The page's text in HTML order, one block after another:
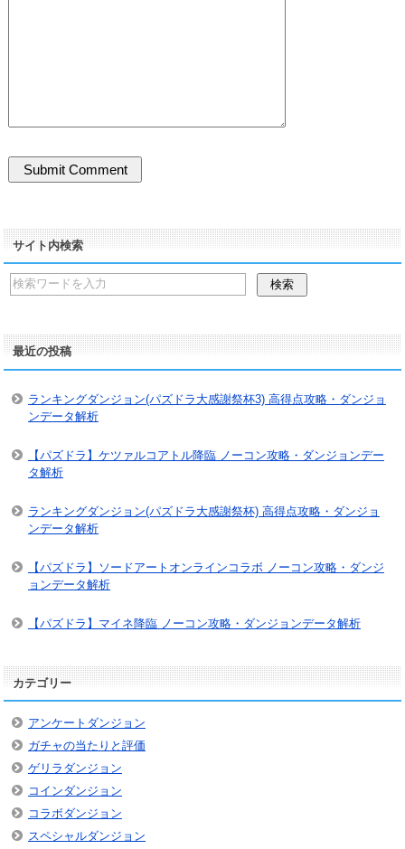
サイト内検索
最近の投稿
ランキングダンジョン(パズドラ大感謝祭杯3) 高得点攻略・ダンジョ
ンデータ解析
【パズドラ】ケツァルコアトル降臨 ノーコン攻略・ダンジョンデー
タ解析
ランキングダンジョン(パズドラ大感謝祭杯) 高得点攻略・ダンジョ
ンデータ解析
【パズドラ】ソードアートオンラインコラボ ノーコン攻略・ダンジ
ョンデータ解析
【パズドラ】マイネ降臨 ノーコン攻略・ダンジョンデータ解析
カテゴリー
アンケートダンジョン
ガチャの当たりと評価
ゲリラダンジョン
コインダンジョン
コラボダンジョン
スペシャルダンジョン